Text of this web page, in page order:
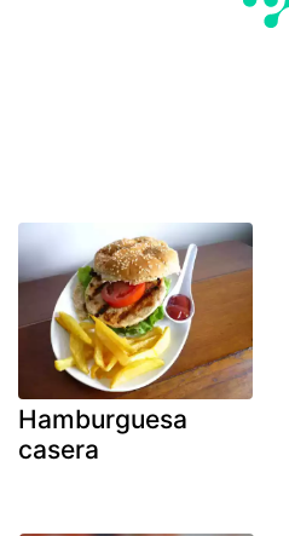
Hamburguesa
casera